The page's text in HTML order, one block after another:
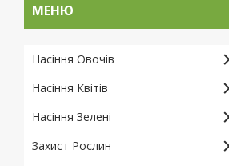
Насіння Овочів
Насіння Квітів
Насіння Зелені
Захист Рослин